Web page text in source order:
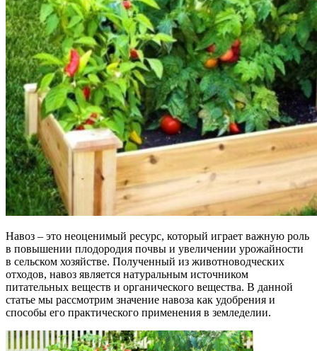
Навоз – это неоценимый ресурс, который играет важную роль
в повышении плодородия почвы и увеличении урожайности
в сельском хозяйстве. Полученный из животноводческих
отходов, навоз является натуральным источником
питательных веществ и органического вещества. В данной
статье мы рассмотрим значение навоза как удобрения и
способы его практического применения в земледелии.